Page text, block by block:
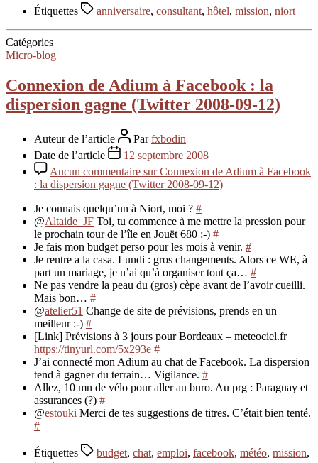
Étiquettes anniversaire, consultant, hôtel, mission, niort
Catégories
Micro-blog
Connexion de Adium à Facebook : la
dispersion gagne (Twitter 2008-09-12)
Auteur de l’article Parfxbodin
Date de l’article
12 septembre 2008
Aucun commentaire sur Connexion de Adium à Facebook
: la dispersion gagne (Twitter 2008-09-12)
Je connais quelqu’un à Niort, moi ? #
@Altaide_JF Toi, tu commence à me mettre la pression pour
le prochain tour de l’île en Jouët 680 :-) #
Je fais mon budget perso pour les mois à venir. #
Je rentre a la casa. Lundi : gros changements. Alors ce WE, à
part un mariage, je n’ai qu’à organiser tout ça… #
Ne pas vendre la peau du (gros) cèpe avant de l’avoir cueilli.
Mais bon… #
@atelier51 Change de site de prévisions, prends en un
meilleur :-) #
[Link] Prévisions à 3 jours pour Bordeaux – meteociel.fr
https://tinyurl.com/5x293e #
J’ai connecté mon Adium au chat de Facebook. La dispersion
tend à gagner du terrain… Vigilance. #
Allez, 10 mn de vélo pour aller au buro. Au prg : Paraguay et
assurances (?) #
@estouki Merci de tes suggestions de titres. C’était bien tenté.
#
Étiquettes budget, chat, emploi, facebook, météo, mission,